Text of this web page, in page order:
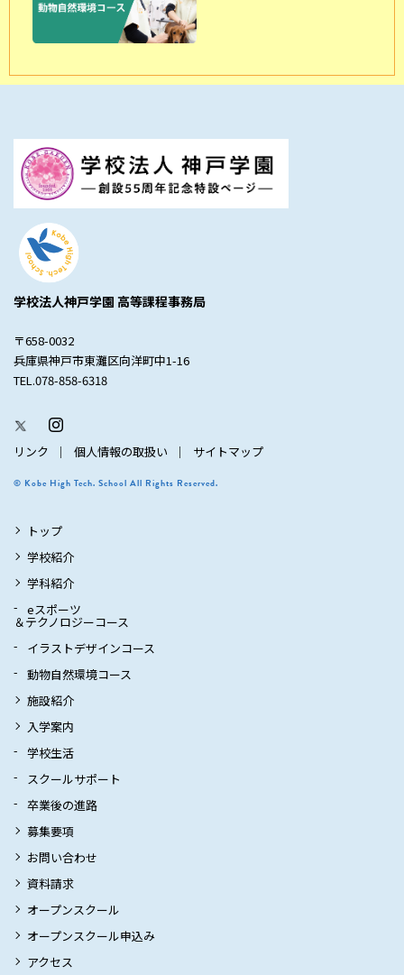
学校法人神戸学園 高等課程事務局
〒658-0032
兵庫県神戸市東灘区向洋町中1-16
TEL.078-858-6318
リンク 個人情報の取扱い サイトマップ
© Kobe High Tech. School All Rights Reserved.
トップ
学校紹介
学科紹介
eスポーツ
＆テクノロジーコース
イラストデザインコース
動物自然環境コース
施設紹介
入学案内
学校生活
スクールサポート
卒業後の進路
募集要項
お問い合わせ
資料請求
オープンスクール
オープンスクール申込み
アクセス